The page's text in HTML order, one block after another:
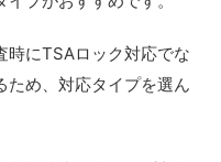
時にTSAロック対応でな
ため、対応タイプを選ん